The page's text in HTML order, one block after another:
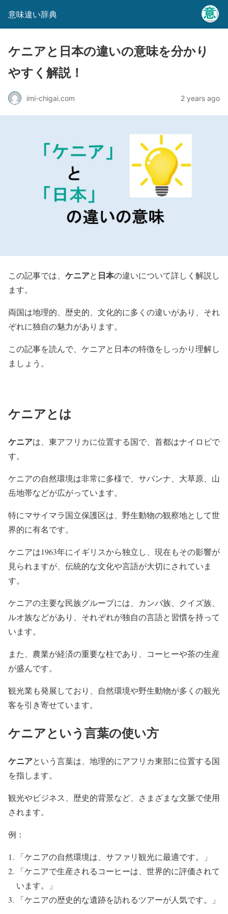
意味違い辞典
ケニアと日本の違いの意味を分かり
やすく解説！
imi-chigai.com 2 years ago
この記事では、 ケニアと 日本の違いについて詳しく解説し
ます。
両国は地理的、歴史的、文化的に多くの違いがあり、それ
ぞれに独自の魅力があります。
この記事を読んで、ケニアと日本の特徴をしっかり理解し
ましょう。
ケニアとは
ケニアは、東アフリカに位置する国で、首都はナイロビで
す。
ケニアの自然環境は非常に多様で、サバンナ、大草原、山
岳地帯などが広がっています。
特にマサイマラ国立保護区は、野生動物の観察地として世
界的に有名です。
ケニアは1963年にイギリスから独立し、現在もその影響が
見られますが、伝統的な文化や言語が大切にされていま
す。
ケニアの主要な民族グループには、カンバ族、クイズ族、
ルオ族などがあり、それぞれが独自の言語と習慣を持って
います。
また、農業が経済の重要な柱であり、コーヒーや茶の生産
が盛んです。
観光業も発展しており、自然環境や野生動物が多くの観光
客を引き寄せています。
ケニアという言葉の使い方
ケニアという言葉は、地理的にアフリカ東部に位置する国
を指します。
観光やビジネス、歴史的背景など、さまざまな文脈で使用
されます。
例：
「ケニアの自然環境は、サファリ観光に最適です。」
「ケニアで生産されるコーヒーは、世界的に評価されて
います。」
「ケニアの歴史的な遺跡を訪れるツアーが人気です。」